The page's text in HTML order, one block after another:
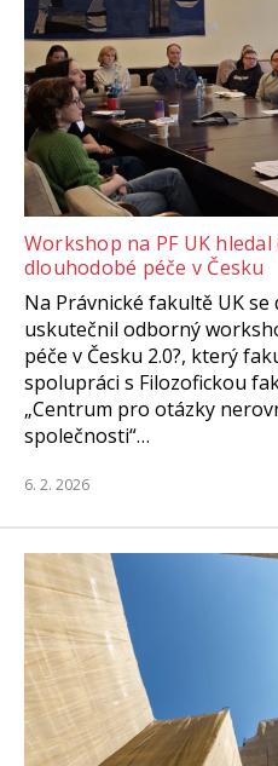
Workshop na PF UK
dlouhodobé péče v Česku
Na Právnické fakultě UK se
uskutečnil odborný
péče v Česku 2.0?, který
spolupráci s Filozofickou
„Centrum pro otázky
společnosti“…
6. 2. 2026